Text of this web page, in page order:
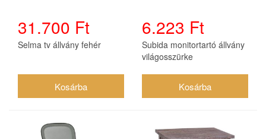
31.700 Ft
Selma tv állvány fehér
6.223 Ft
Subida monitortartó állvány
világosszürke